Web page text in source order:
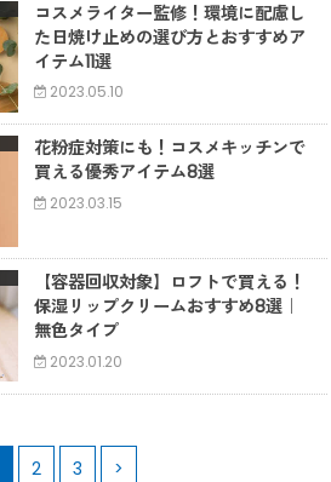
コスメライター監修！環境に配慮し
た日焼け止めの選び方とおすすめア
イテム11選
2023.05.10
花粉症対策にも！コスメキッチンで
買える優秀アイテム8選
2023.03.15
【容器回収対象】ロフトで買える！
保湿リップクリームおすすめ8選｜
無色タイプ
2023.01.20
2 3 >